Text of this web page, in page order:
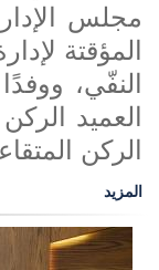
مجلس
المؤقتة
النفّي،
العميد
الركن
المزيد